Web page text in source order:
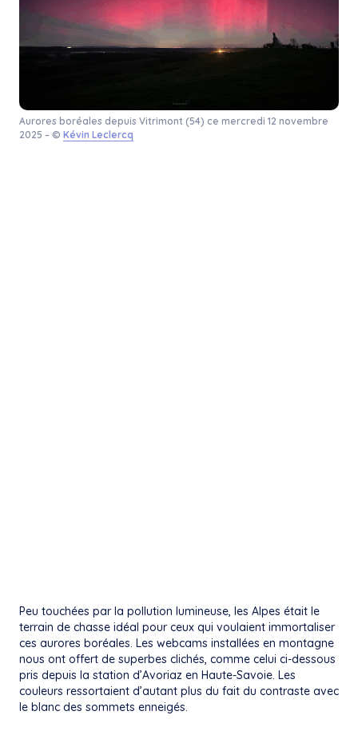
Aurores boréales depuis Vitrimont (54) ce mercredi 12 novembre
2025 – © Kévin Leclercq
Peu touchées par la pollution lumineuse, les Alpes était le
terrain de chasse idéal pour ceux qui voulaient immortaliser
ces aurores boréales. Les webcams installées en montagne
nous ont offert de superbes clichés, comme celui ci-dessous
pris depuis la station d’Avoriaz en Haute-Savoie. Les
couleurs ressortaient d’autant plus du fait du contraste avec
le blanc des sommets enneigés.